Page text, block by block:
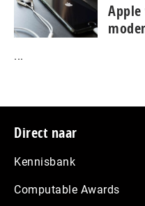
...
Footer
Direct naar
Kennisbank
Computable Awards